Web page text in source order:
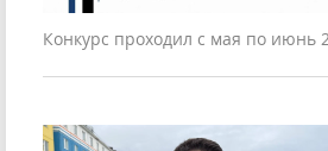
Конкурс проходил с мая по июнь